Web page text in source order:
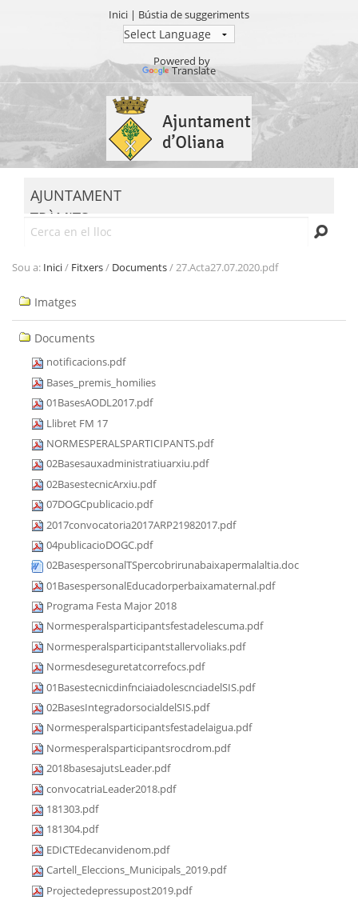
Inici | Bústia de suggeriments
Powered by
Translate
contingut.
Salta
AJUNTAMENT
TRÀMITS
SEU ELECTRÒNICA
TRANSPARÈNCIA
Sou a: Inici/ Fitxers/ Documents/27.Acta27.07.2020.pdf
Navegació
Imatges
Documents
notificacions.pdf
Bases_premis_homilies
01BasesAODL2017.pdf
Llibret FM 17
NORMESPERALSPARTICIPANTS.pdf
02Basesauxadministratiuarxiu.pdf
02BasestecnicArxiu.pdf
07DOGCpublicacio.pdf
2017convocatoria2017ARP21982017.pdf
04publicacioDOGC.pdf
02BasespersonalTSpercobrirunabaixapermalaltia.doc
01BasespersonalEducadorperbaixamaternal.pdf
Programa Festa Major 2018
Normesperalsparticipantsfestadelescuma.pdf
Normesperalsparticipantstallervoliaks.pdf
Normesdeseguretatcorrefocs.pdf
01BasestecnicdinfnciaiadolescnciadelSIS.pdf
02BasesIntegradorsocialdelSIS.pdf
Normesperalsparticipantsfestadelaigua.pdf
Normesperalsparticipantsrocdrom.pdf
2018basesajutsLeader.pdf
convocatriaLeader2018.pdf
181303.pdf
181304.pdf
EDICTEdecanvidenom.pdf
Cartell_Eleccions_Municipals_2019.pdf
Projectedepressupost2019.pdf